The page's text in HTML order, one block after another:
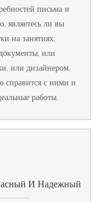
письма и
являетесь ли вы
на занятиях,
или
или дизайнером,
справится с ними и
работы.
И Надежный